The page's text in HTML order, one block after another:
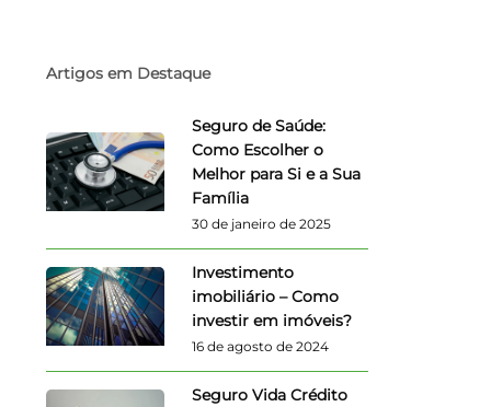
Artigos em Destaque
Seguro de Saúde:
Como Escolher o
Melhor para Si e a Sua
Família
30 de janeiro de 2025
Investimento
imobiliário – Como
investir em imóveis?
16 de agosto de 2024
Seguro Vida Crédito